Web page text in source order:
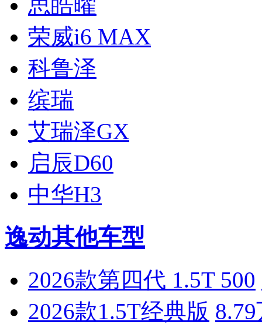
荣威i6 MAX
科鲁泽
缤瑞
艾瑞泽GX
启辰D60
中华H3
逸动其他车型
2026款第四代 1.5T 500
2026款1.5T经典版